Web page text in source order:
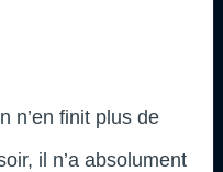
n’en finit plus de
il n’a absolument